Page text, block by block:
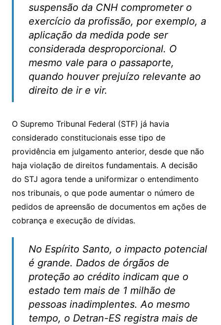
suspensão da CNH comprometer o
exercício da profissão, por exemplo, a
aplicação da medida pode ser
considerada desproporcional. O
mesmo vale para o passaporte,
quando houver prejuízo relevante ao
direito de ir e vir.
O Supremo Tribunal Federal (STF) já havia
considerado constitucionais esse tipo de
providência em julgamento anterior, desde que não
haja violação de direitos fundamentais. A decisão
do STJ agora tende a uniformizar o entendimento
nos tribunais, o que pode aumentar o número de
pedidos de apreensão de documentos em ações de
cobrança e execução de dívidas.
No Espírito Santo, o impacto potencial
é grande. Dados de órgãos de
proteção ao crédito indicam que o
estado tem mais de 1 milhão de
pessoas inadimplentes. Ao mesmo
tempo, o Detran-ES registra mais de